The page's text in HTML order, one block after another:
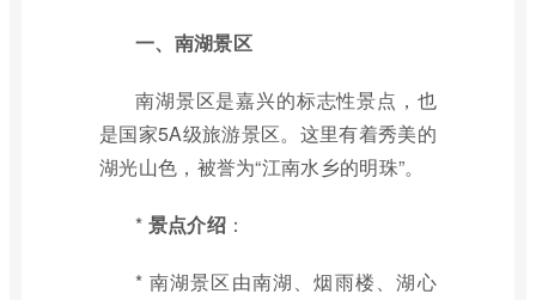
一、南湖景区
南湖景区是嘉兴的标志性景点，也
是国家5A级旅游景区。这里有着秀美的
湖光山色，被誉为“江南水乡的明珠”。
* 景点介绍：
* 南湖景区由南湖、烟雨楼、湖心